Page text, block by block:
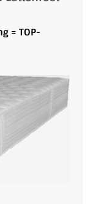
= TOP-